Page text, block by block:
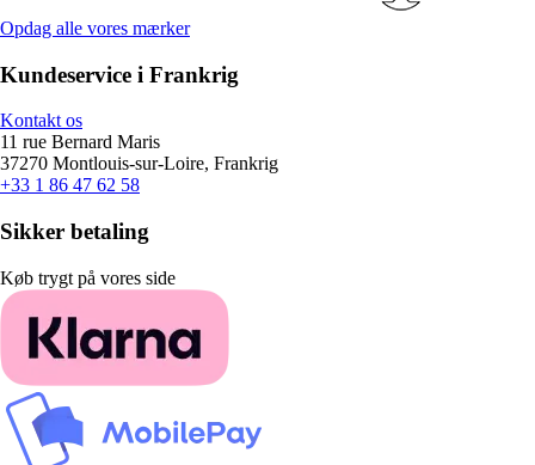
Opdag alle vores mærker
Kundeservice i Frankrig
Kontakt os
11 rue Bernard Maris
37270 Montlouis-sur-Loire, Frankrig
+33 1 86 47 62 58
Sikker betaling
Køb trygt på vores side